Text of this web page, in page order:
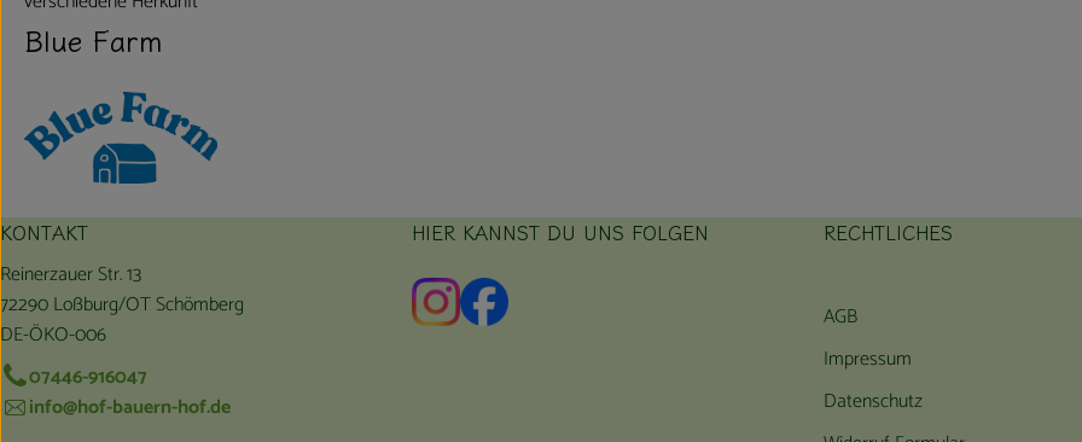
Blue Farm
KONTAKT
Reinerzauer Str. 13
72290 Loßburg/OT Schömberg
DE-ÖKO-006
07446-916047
info@hof-bauern-hof.de
HIER KANNST DU UNS FOLGEN
Externer Link zu https://www.instagram.com/hofbauernhof/
Externer Link zu https://www.facebook.com/farmfarmersfarm
RECHTLICHES
AGB
Impressum
Datenschutz